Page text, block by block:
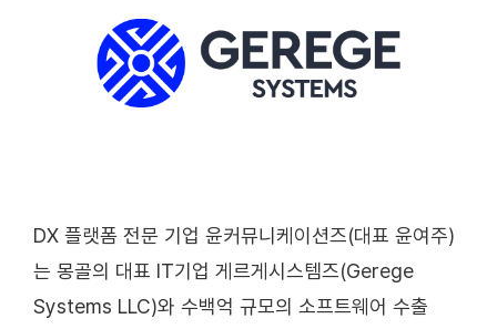
DX 플랫폼 전문 기업 윤커뮤니케이션즈(대표 윤여주)
는 몽골의 대표 IT기업 게르게시스템즈(Gerege
Systems LLC)와 수백억 규모의 소프트웨어 수출